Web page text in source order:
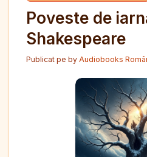
Poveste de
Shakespeare
Publicat pe by Audiobooks